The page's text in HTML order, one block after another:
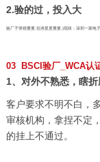
2.验的过，投入大
验厂子弹很重要,但准星更重要,)现状：深圳一家电
03 BSCI验厂_WCA认
1、对外不熟悉，瞎折
客户要求不明不白，
审核机构，拿捏不定
的挂上不通过。